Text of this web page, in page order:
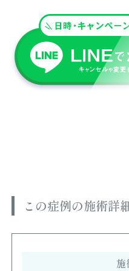
この症例の施術詳
施